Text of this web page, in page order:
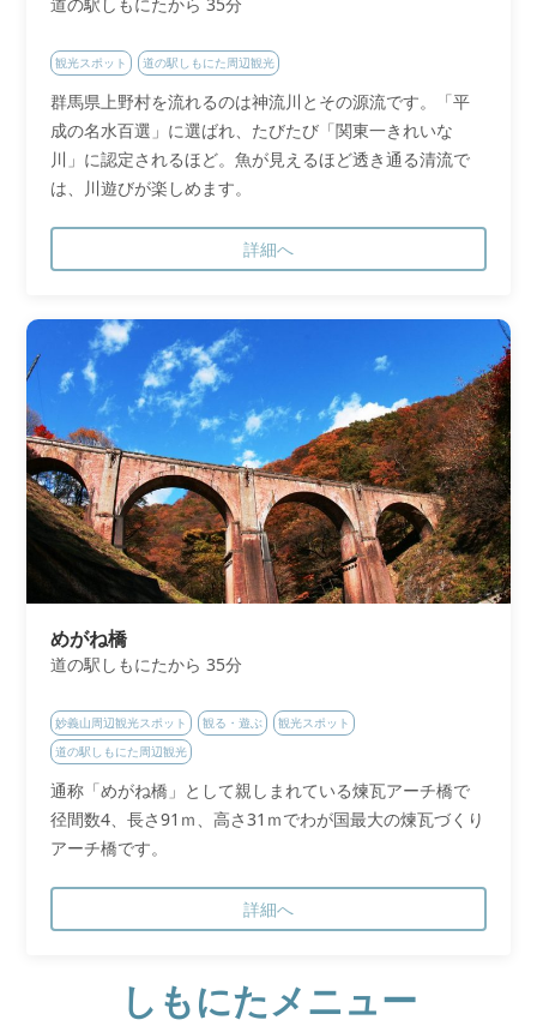
道の駅しもにたから 35分
観光スポット 道の駅しもにた周辺観光
群馬県上野村を流れるのは神流川とその源流です。「平
成の名水百選」に選ばれ、たびたび「関東一きれいな
川」に認定されるほど。魚が見えるほど透き通る清流で
は、川遊びが楽しめます。
詳細へ
めがね橋
道の駅しもにたから 35分
妙義山周辺観光スポット 観る・遊ぶ
観光スポット
道の駅しもにた周辺観光
通称「めがね橋」として親しまれている煉瓦アーチ橋で
径間数4、長さ91ｍ、高さ31ｍでわが国最大の煉瓦づくり
アーチ橋です。
詳細へ
しもにたメニュー